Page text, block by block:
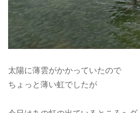
太陽に薄雲がかかっていたので
ちょっと薄い虹でしたが